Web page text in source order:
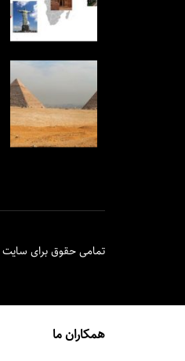
تمامی حقوق برای سایت
همکاران ما